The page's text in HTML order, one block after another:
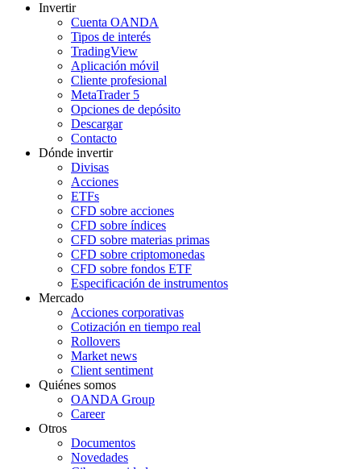
Invertir
Cuenta OANDA
Tipos de interés
TradingView
Aplicación móvil
Cliente profesional
MetaTrader 5
Opciones de depósito
Descargar
Contacto
Dónde invertir
Divisas
Acciones
ETFs
CFD sobre acciones
CFD sobre índices
CFD sobre materias primas
CFD sobre criptomonedas
CFD sobre fondos ETF
Especificación de instrumentos
Mercado
Acciones corporativas
Cotización en tiempo real
Rollovers
Market news
Client sentiment
Quiénes somos
OANDA Group
Career
Otros
Documentos
Novedades